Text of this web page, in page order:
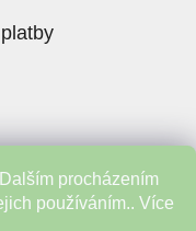
procházením
používáním.. Více